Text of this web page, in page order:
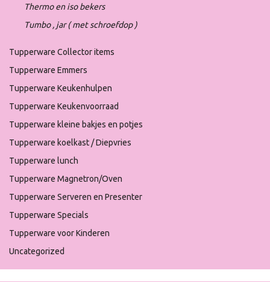
Thermo en iso bekers
Tumbo , jar ( met schroefdop )
Tupperware Collector items
Tupperware Emmers
Tupperware Keukenhulpen
Tupperware Keukenvoorraad
Tupperware kleine bakjes en potjes
Tupperware koelkast / Diepvries
Tupperware lunch
Tupperware Magnetron/Oven
Tupperware Serveren en Presenter
Tupperware Specials
Tupperware voor Kinderen
Uncategorized